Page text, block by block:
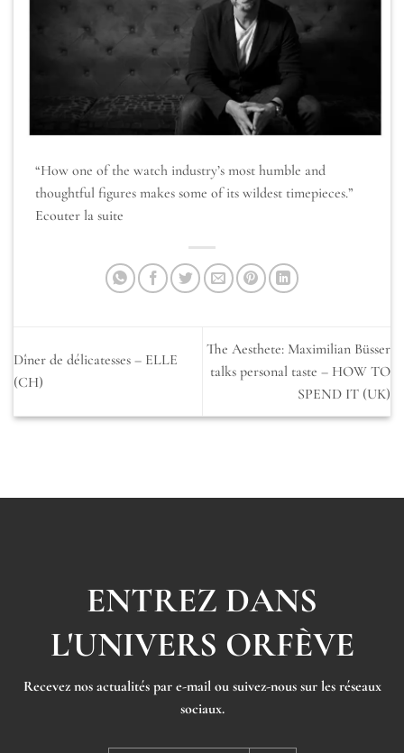
“How one of the watch industry’s most humble and
thoughtful figures makes some of its wildest timepieces.”
Ecouter la suite
Dîner de délicatesses – ELLE
(CH)
The Aesthete: Maximilian Büsser
talks personal taste – HOW TO
SPEND IT (UK)
ENTREZ DANS
L'UNIVERS ORFÈVE
Recevez nos actualités par e-mail ou suivez-nous sur les réseaux
sociaux.